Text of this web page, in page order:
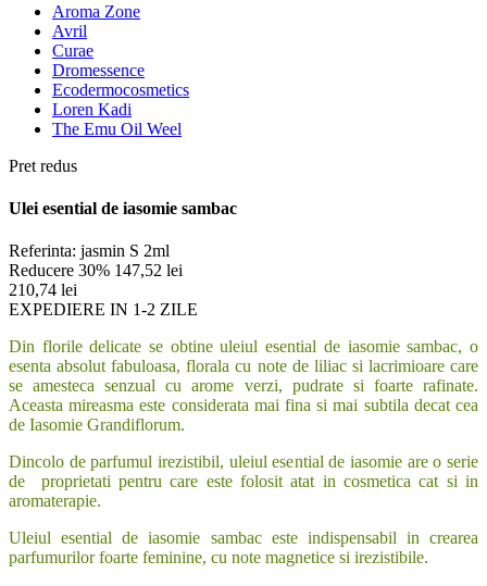
Aroma Zone
Avril
Curae
Dromessence
Ecodermocosmetics
Loren Kadi
The Emu Oil Weel
Pret redus
Ulei esential de iasomie sambac
Referinta: jasmin S 2ml
Reducere 30% 147,52 lei
210,74 lei
EXPEDIERE IN 1-2 ZILE
Din florile delicate se obtine uleiul esential de iasomie sambac, o
esenta absolut fabuloasa, florala cu note de liliac si lacrimioare care
se amesteca senzual cu arome verzi, pudrate si foarte rafinate.
Aceasta mireasma este considerata mai fina si mai subtila decat cea
de Iasomie Grandiflorum.
Dincolo de parfumul irezistibil, uleiul esential de iasomie are o serie
de proprietati pentru care este folosit atat in cosmetica cat si in
aromaterapie.
Uleiul esential de iasomie sambac este indispensabil in crearea
parfumurilor foarte feminine, cu note magnetice si irezistibile.